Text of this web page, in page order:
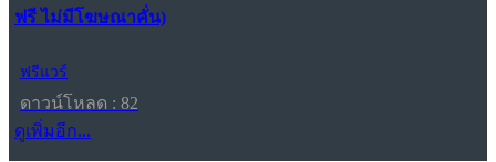
ฟรี ไม่มีโฆษณาคั่น)
ฟรีแวร์
ดาวน์โหลด : 82
ดูเพิ่มอีก...